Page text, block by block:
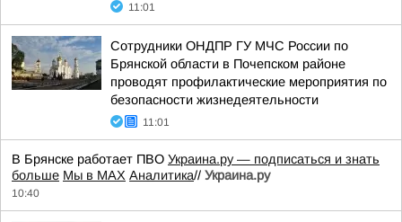
11:01
Сотрудники ОНДПР ГУ МЧС России по
Брянской области в Почепском районе
проводят профилактические мероприятия по
безопасности жизнедеятельности
11:01
В Брянске работает ПВО Украина.ру — подписаться и знать
больше Мы в MAX Аналитика// Украина.ру
10:40